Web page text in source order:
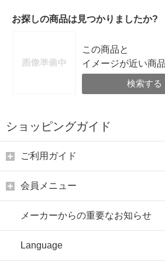
お探しの商品は見つかりましたか?
この商品と
イメージが近い商
検索する
ショッピングガイド
ご利用ガイド
会員メニュー
メーカーからの重要なお知らせ
Language